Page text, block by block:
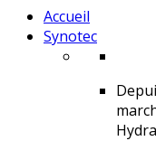
Accueil
Synotec